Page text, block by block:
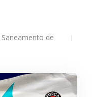
de